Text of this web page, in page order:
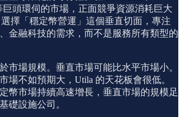
巨頭環伺的市場，正面競爭資源消耗巨大
擇「穩定幣營運」這個垂直切面，專注
金融科技的需求，而不是服務所有類型的
市場規模。垂直市場可能比水平市場小。
場不如預期大，Utila 的天花板會很低。
幣市場持續高速增長，垂直市場的規模足
礎設施公司。